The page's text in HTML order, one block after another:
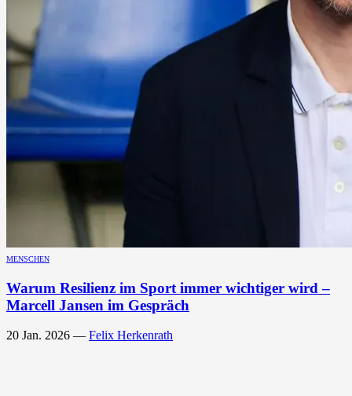
MENSCHEN
Warum Resilienz im Sport immer wichtiger wird –
Marcell Jansen im Gespräch
20 Jan. 2026 — Felix Herkenrath